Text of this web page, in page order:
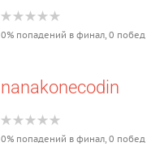
0% попадений в финал, 0 побед
nanakonecodin
0% попадений в финал, 0 побед